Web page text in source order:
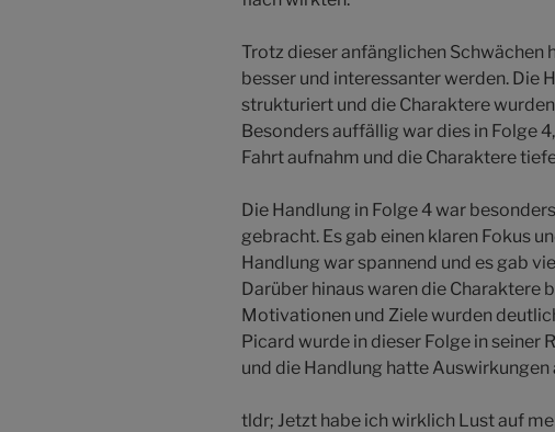
Trotz dieser anfänglichen Schwächen
besser und interessanter werden. Die
strukturiert und die Charaktere
Besonders auffällig war dies in Folge
Fahrt aufnahm und die Charaktere
Die Handlung in Folge 4 war
gebracht. Es gab einen klaren Fokus
Handlung war spannend und es gab
Darüber hinaus waren die Charaktere
Motivationen und Ziele wurden
Picard wurde in dieser Folge in seiner
und die Handlung hatte
tldr; Jetzt habe ich wirklich Lust auf